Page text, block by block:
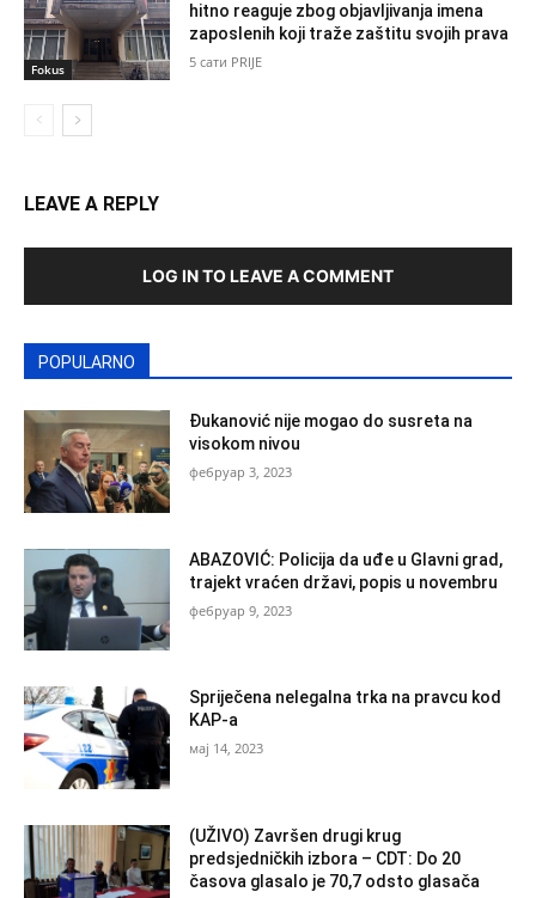
Fokus
hitno reaguje zbog objavljivanja imena
zaposlenih koji traže zaštitu svojih prava
5 сати PRIJE
LEAVE A REPLY
LOG IN TO LEAVE A COMMENT
POPULARNO
Đukanović nije mogao do susreta na
visokom nivou
фебруар 3, 2023
ABAZOVIĆ: Policija da uđe u Glavni grad,
trajekt vraćen državi, popis u novembru
фебруар 9, 2023
Spriječena nelegalna trka na pravcu kod
KAP-a
мај 14, 2023
(UŽIVO) Završen drugi krug
predsjedničkih izbora – CDT: Do 20
časova glasalo je 70,7 odsto glasača